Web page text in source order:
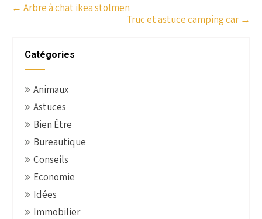
P
← Arbre à chat ikea stolmen
Truc et astuce camping car →
Catégories
Animaux
Astuces
Bien Être
Bureautique
Conseils
Economie
Idées
Immobilier